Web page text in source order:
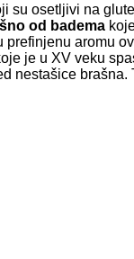
su osetljivi na
od badema
prefinjenu aromu
je u XV veku
nestašice brašna.